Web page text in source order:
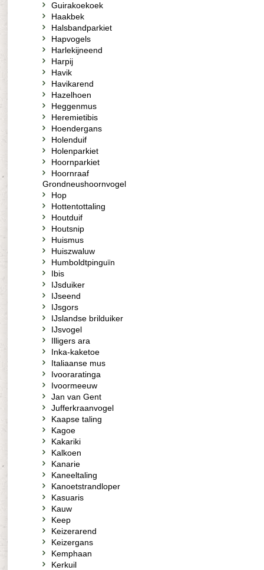
Guirakoekoek
Haakbek
Halsbandparkiet
Hapvogels
Harlekijneend
Harpij
Havik
Havikarend
Hazelhoen
Heggenmus
Heremietibis
Hoendergans
Holenduif
Holenparkiet
Hoornparkiet
Hoornraaf
Grondneushoornvogel
Hop
Hottentottaling
Houtduif
Houtsnip
Huismus
Huiszwaluw
Humboldtpinguïn
Ibis
IJsduiker
IJseend
IJsgors
IJslandse brilduiker
IJsvogel
Illigers ara
Inka-kaketoe
Italiaanse mus
Ivooraratinga
Ivoormeeuw
Jan van Gent
Jufferkraanvogel
Kaapse taling
Kagoe
Kakariki
Kalkoen
Kanarie
Kaneeltaling
Kanoetstrandloper
Kasuaris
Kauw
Keep
Keizerarend
Keizergans
Kemphaan
Kerkuil